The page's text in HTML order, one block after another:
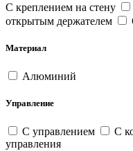
С креплением на стену
открытым держателем
Материал
Алюминий
Управление
С управлением С
управления